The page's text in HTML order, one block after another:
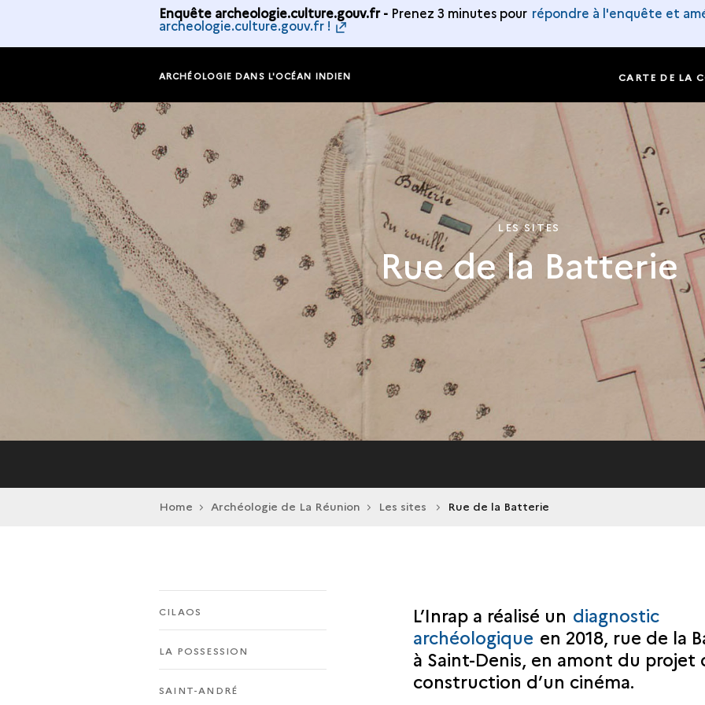
Enquête archeologie.culture.gouv.fr - Prenez 3 minutes pour répondre à l'enquête et
archeologie.culture.gouv.fr !
ARCHÉOLOGIE DANS L'OCÉAN INDIEN CARTE DE LA
LES SITES
Rue de la Batterie
Home Archéologie de La Réunion Les sites Rue de la Batterie
CILAOS
LA POSSESSION
SAINT-ANDRÉ
L’Inrap a réalisé un diagnostic
archéologique en 2018, rue de la
à Saint-Denis, en amont du projet
construction d’un cinéma.